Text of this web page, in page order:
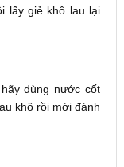
lấy giẻ khô lau lại
dùng nước cốt
khô rồi mới đánh